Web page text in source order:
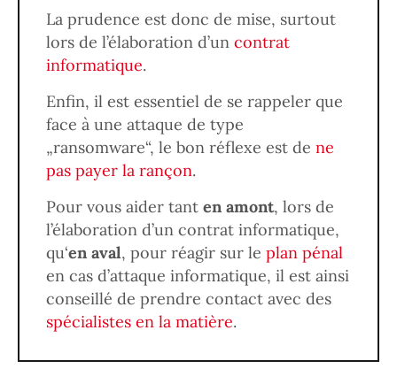
La prudence est donc de mise, surtout
lors de l’élaboration d’un contrat
informatique.
Enfin, il est essentiel de se rappeler que
face à une attaque de type
„ransomware“, le bon réflexe est de ne
pas payer la rançon.
Pour vous aider tant en amont, lors de
l’élaboration d’un contrat informatique,
qu‘en aval, pour réagir sur le plan pénal
en cas d’attaque informatique, il est ainsi
conseillé de prendre contact avec des
spécialistes en la matière.